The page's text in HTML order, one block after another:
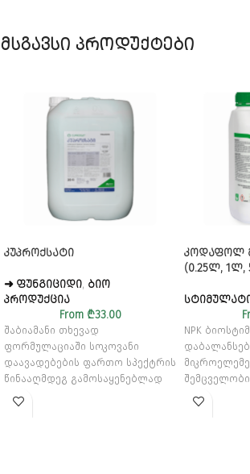
მსგავსი პროდუქტები
ᲙᲣᲞᲠᲝᲥᲡᲐᲢᲘ
➜ ᲤᲣᲜᲒᲘᲪᲘᲓᲘ, ᲑᲘᲝ
ᲞᲠᲝᲓᲣᲥᲪᲘᲐ
From ₾33.00
შაბიამანი თხევად
ფორმულაციაში სოკოვანი
დაავადებების ფართო სპექტრის
წინააღმდეგ გამოსაყენებლად
მრავალ კულტურაში
ᲙᲝᲓᲐᲤᲝᲚ
(0.25Ლ,
NPK
ნაყოფის